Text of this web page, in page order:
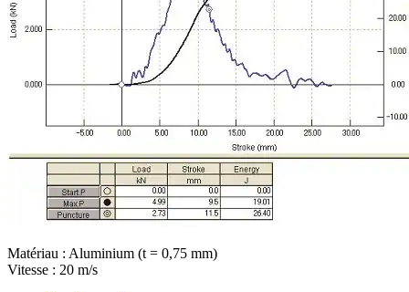
Matériau : Aluminium (t = 0,75 mm)
Vitesse : 20 m/s